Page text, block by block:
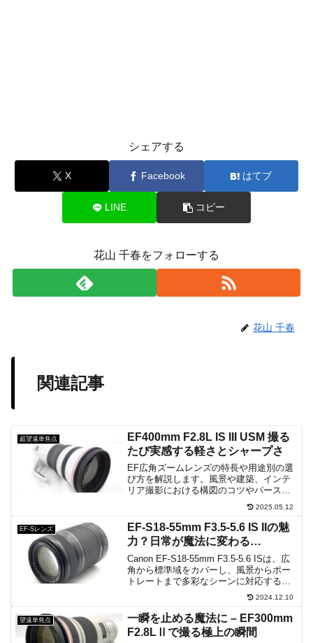
シェアする
X Facebook はてブ
LINE コピー
花山 千春をフォローする
花山 千春
関連記事
超望遠単焦点
EF400mm F2.8L IS III USM 撮る
たび実感する軽さとシャープさ
EF広角ズームレンズの特長や用途別の選
び方を解説します。風景や建築、インテ
リア撮影における構図のコツやパースペ
クティブ効果の活用法、歪曲収差や手ブ
レ補正対応モデルの特徴、携帯性を考慮
した選定ポイントまで幅広く紹介しま
す。表現力強化ヒント紹介。
2025.05.12
EF-Sレンズ
EF-S18-55mm F3.5-5.6 IS IIの魅
力？日常が魔法に変わる…
Canon EF-S18-55mm F3.5-5.6 ISは、広
角から標準域をカバーし、風景からポー
トレートまで多彩なシーンに対応する汎
用性の高いズームレンズです。光学式手
ブレ補正とスーパー・スペクトラ・コー
ティングにより、クリアな描写と美しい
ボケを実現。日常使いに最適な一品で
す。
2024.12.10
望遠単焦点
一瞬を止める魔法に – EF300mm
F2.8LⅡで撮る極上の瞬間